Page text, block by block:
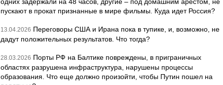
пускают в прокат признанные в мире фильмы. Куда идет Россия?
13.04.2026 Переговоры США и Ирана пока в тупике, и, возможно, не
дадут положительных результатов. Что тогда?
28.03.2026 Порты РФ на Балтике повреждены, в приграничных
областях разрушена инфраструктура, нарушены процессы
образования. Что еще должно произойти, чтобы Путин пошел на